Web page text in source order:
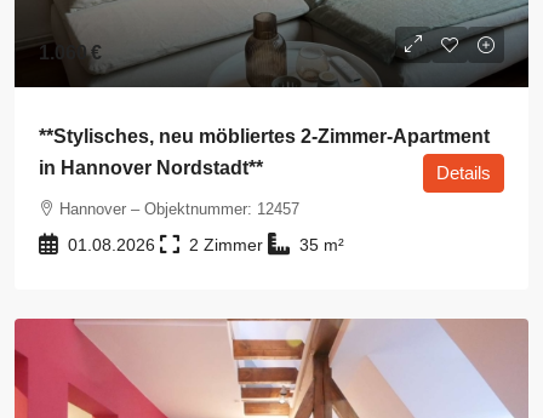
1.060 €
**Stylisches, neu möbliertes 2-Zimmer-Apartment
in Hannover Nordstadt**
Hannover – Objektnummer: 12457
01.08.2026 2 35 m²
Details